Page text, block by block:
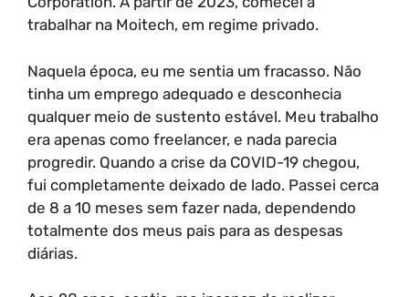
trabalhar na Moitech, em regime privado.
Naquela época, eu me sentia um fracasso. Não
tinha um emprego adequado e desconhecia
qualquer meio de sustento estável. Meu trabalho
era apenas como freelancer, e nada parecia
progredir. Quando a crise da COVID-19 chegou,
fui completamente deixado de lado. Passei cerca
de 8 a 10 meses sem fazer nada, dependendo
totalmente dos meus pais para as despesas
diárias.